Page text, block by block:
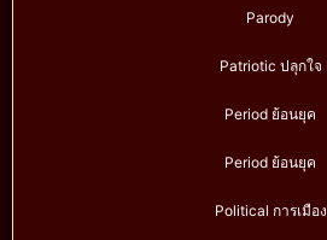
Parody
Patriotic ปลุกใจ
Period ย้อนยุค
Period ย้อนยุค
Political การเมือง